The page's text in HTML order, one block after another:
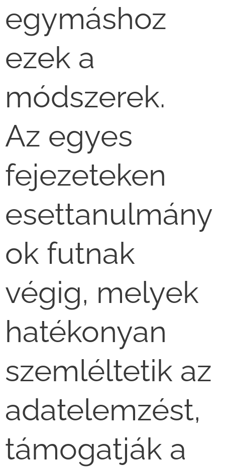
egymáshoz
ezek a
módszerek.
Az egyes
fejezeteken
esettanulmány
ok futnak
végig, melyek
hatékonyan
szemléltetik az
adatelemzést,
támogatják a